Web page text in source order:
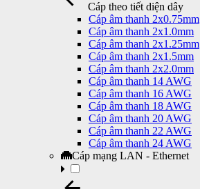
Cáp theo tiết diện dây
Cáp âm thanh 2x0.75mm
Cáp âm thanh 2x1.0mm
Cáp âm thanh 2x1.25mm
Cáp âm thanh 2x1.5mm
Cáp âm thanh 2x2.0mm
Cáp âm thanh 14 AWG
Cáp âm thanh 16 AWG
Cáp âm thanh 18 AWG
Cáp âm thanh 20 AWG
Cáp âm thanh 22 AWG
Cáp âm thanh 24 AWG
Cáp mạng LAN - Ethernet